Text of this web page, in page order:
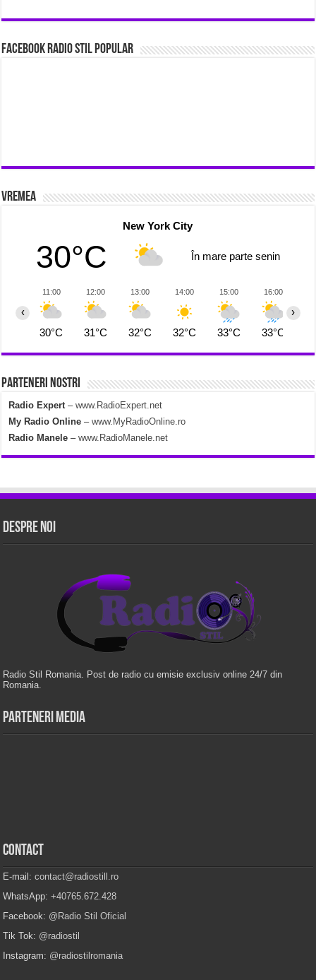
Facebook Radio Stil Popular
Vremea
New York City
30°C În mare parte senin
11:00
30°C
12:00
31°C
13:00
32°C
14:00
32°C
15:00
33°C
16:00
33°C
‹ ›
Parteneri Nostri
Radio Expert–www.RadioExpert.net
My Radio Online –www.MyRadioOnline.ro
Radio Manele–www.RadioManele.net
Despre Noi
Radio Stil Romania. Post de radio cu emisie exclusiv online 24/7 din
Romania.
Parteneri Media
Contact
E-mail:contact@radiostill.ro
WhatsApp:+40765.672.428
Facebook: @Radio Stil Oficial
Tik Tok: @radiostil
Instagram: @radiostilromania